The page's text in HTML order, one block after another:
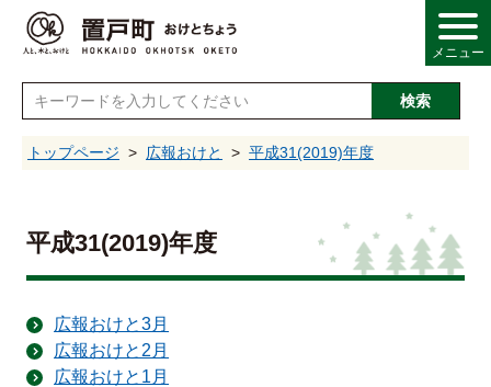
メニュー
検索
トップページ 広報おけと 平成31(2019)年度
平成31(2019)年度
広報おけと3月
広報おけと2月
広報おけと1月
祉